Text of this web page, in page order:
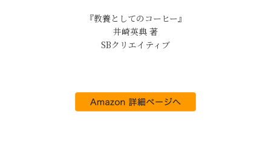
『教養としてのコーヒー』
井崎英典 著
SBクリエイティブ